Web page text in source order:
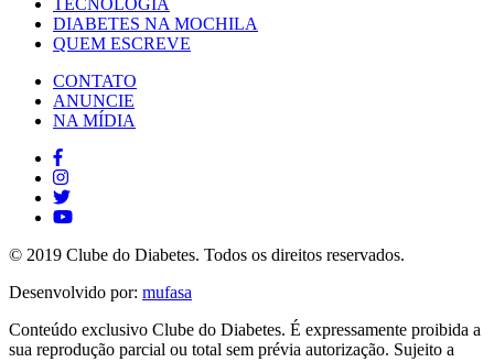
TECNOLOGIA
DIABETES NA MOCHILA
QUEM ESCREVE
CONTATO
ANUNCIE
NA MÍDIA
© 2019 Clube do Diabetes. Todos os direitos reservados.
Desenvolvido por: mufasa
Conteúdo exclusivo Clube do Diabetes. É expressamente proibida a
sua reprodução parcial ou total sem prévia autorização. Sujeito a